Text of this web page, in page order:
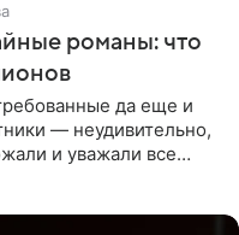
романы: что
да еще и
— неудивительно,
и уважали все